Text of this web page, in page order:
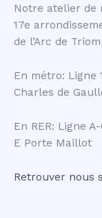
Notre atelier de
17e
de l’Arc de
En métro: Ligne
Charles de
En RER: Ligne
E Porte Maillot
Retrouver nous